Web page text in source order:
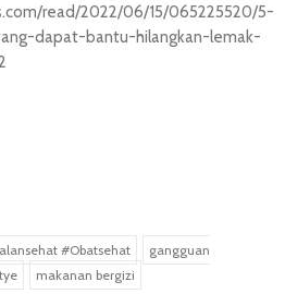
read/2022/06/15/065225520/5-
dapat-bantu-hilangkan-lemak-
#Obatsehat
gangguan
makanan bergizi